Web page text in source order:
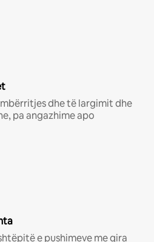
dhe të largimit dhe
pa angazhime apo
e pushimeve me qira